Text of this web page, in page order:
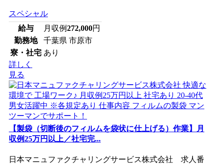
スペシャル
給与
月収例272,000円
勤務地
千葉県 市原市
寮・社宅 あり
詳しく
見る
【製袋（切断後のフィルムを袋状に仕上げる）作業】月
収例25万円以上／社宅完...
日本マニュファクチャリングサービス株式会社 求人番